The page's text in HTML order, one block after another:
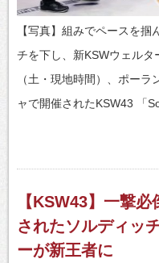
【写真】組みでペースを
チを下し、新KSWウェル
（土・現地時間）、ポー
ャで開催されたKSW43 「
【KSW43】一撃
されたソルディッ
ーが新王者に